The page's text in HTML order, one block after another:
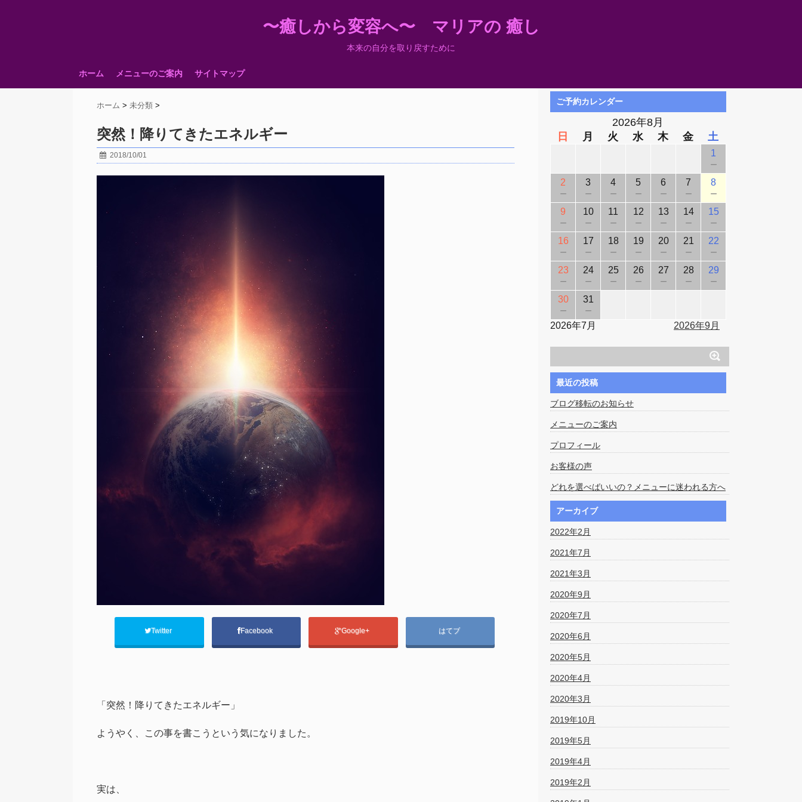
〜癒しから変容へ〜 マリアの 癒し
本来の自分を取り戻すために
ホーム メニューのご案内 サイトマップ
ホーム > 未分類 >
突然！降りてきたエネルギー
2018/10/01
Twitter Facebook Google+ はてブ
「突然！降りてきたエネルギー」
ようやく、この事を書こうという気になりました。
実は、
ご予約カレンダー
2026年8月
日
月 火 水 木 金 土
1
－
2
－
3
－
4
－
5
－
6
－
7
－
8
－
9
－
10
－
11
－
12
－
13
－
14
－
15
－
16
－
17
－
18
－
19
－
20
－
21
－
22
－
23
－
24
－
25
－
26
－
27
－
28
－
29
－
30
－
31
－
2026年7月 2026年9月
最近の投稿
ブログ移転のお知らせ
メニューのご案内
プロフィール
お客様の声
どれを選べばいいの？メニューに迷われる方へ
アーカイブ
2022年2月
2021年7月
2021年3月
2020年9月
2020年7月
2020年6月
2020年5月
2020年4月
2020年3月
2019年10月
2019年5月
2019年4月
2019年2月